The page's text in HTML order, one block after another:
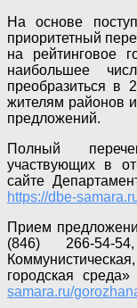
На основе
приоритетный
на рейтинговое
наибольшее
преобразиться в
жителям районов
предложений.
Полный
участвующих в
сайте
https://dbe-
Прием
(846) 266-
городская
samara.ru/